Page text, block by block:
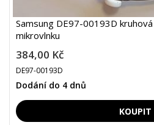
Samsung DE97-00193D
mikrovlnku
384,00 Kč
DE97-00193D
Dodání do 4 dnů